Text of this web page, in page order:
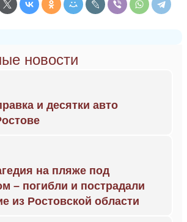
новости
и десятки авто
на пляже под
– погибли и пострадали
из Ростовской области